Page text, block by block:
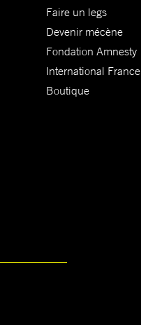
Faire un legs
Devenir mécène
Fondation Amnesty
International France
Boutique